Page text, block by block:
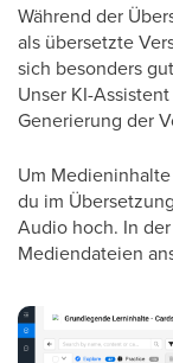
Während der
als übersetzte
sich besonders
Unser KI-
Generierung der
Um
du im
Audio hoch. In
Mediendateien